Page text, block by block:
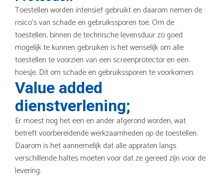
Toestellen worden intensief gebruikt en daarom nemen de
risico’s van schade en gebruikssporen toe. Om de
toestellen, binnen de technische levensduur zo goed
mogelijk te kunnen gebruiken is het wenselijk om alle
toestellen te voorzien van een screenprotector en een
hoesje. Dit om schade en gebruikssporen te voorkomen.
Value added
dienstverlening;
Er moest nog het een en ander afgerond worden, wat
betreft voorbereidende werkzaamheden op de toestellen.
Daarom is het aannemelijk dat alle appraten langs
verschillende haltes moeten voor dat ze gereed zijn voor de
levering.